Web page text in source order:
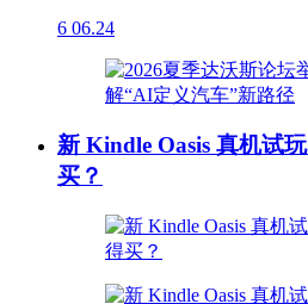
6 06.24
新 Kindle Oasis 真机试
买？